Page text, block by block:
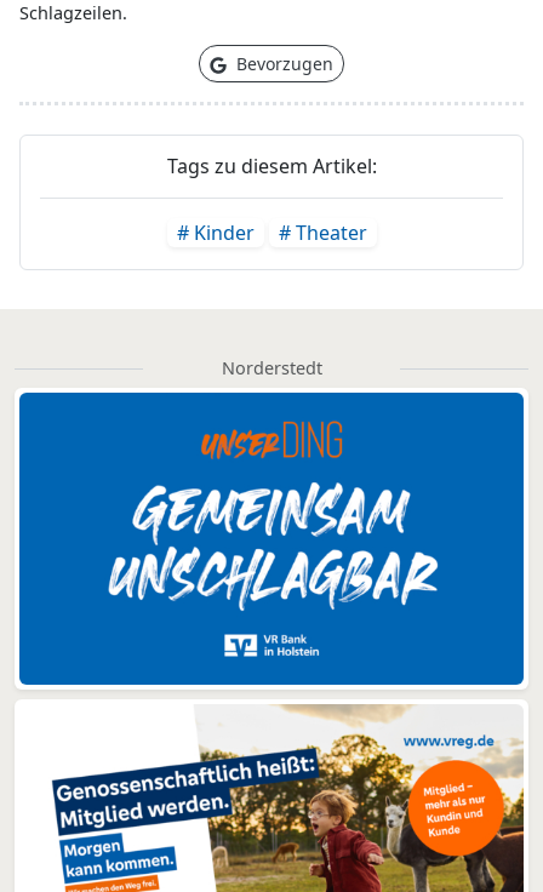
Schlagzeilen.
Bevorzugen
Tags zu diesem Artikel:
# Kinder # Theater
Norderstedt